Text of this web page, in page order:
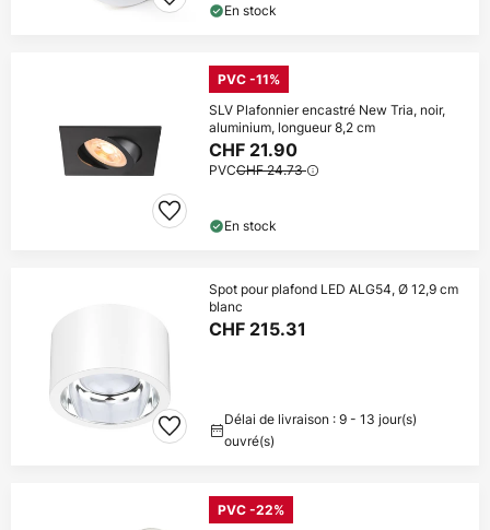
En stock
PVC -11%
SLV Plafonnier encastré New Tria, noir,
aluminium, longueur 8,2 cm
CHF 21.90
PVCCHF 24.73
En stock
Spot pour plafond LED ALG54, Ø 12,9 cm
blanc
CHF 215.31
Délai de livraison : 9 - 13 jour(s)
ouvré(s)
PVC -22%